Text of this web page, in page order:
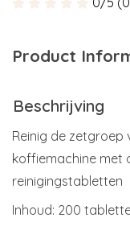
Product
Beschrijving
Reinig de zetgroep
koffiemachine met
reinigingstabletten
Inhoud: 200